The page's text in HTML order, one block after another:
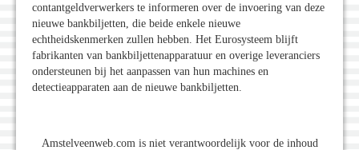
contantgeldverwerkers te informeren over de invoering van deze
nieuwe bankbiljetten, die beide enkele nieuwe
echtheidskenmerken zullen hebben. Het Eurosysteem blijft
fabrikanten van bankbiljettenapparatuur en overige leveranciers
ondersteunen bij het aanpassen van hun machines en
detectieapparaten aan de nieuwe bankbiljetten.
Amstelveenweb.com is niet verantwoordelijk voor de inhoud